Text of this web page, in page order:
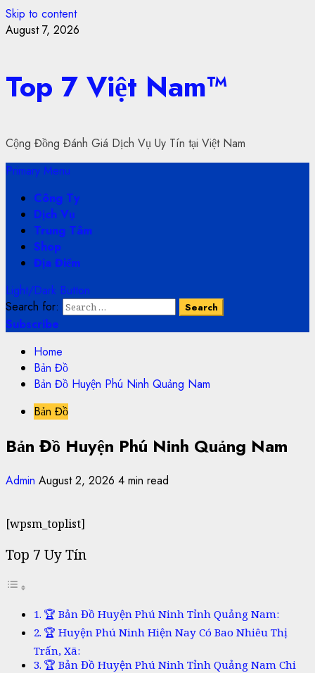
Skip to content
August 7, 2026
Top 7 Việt Nam™
Cộng Đồng Đánh Giá Dịch Vụ Uy Tín tại Việt Nam
Primary Menu
Công Ty
Dịch Vụ
Trung Tâm
Shop
Địa Điểm
Light/Dark Button
Search for:
Subscribe
Home
Bản Đồ
Bản Đồ Huyện Phú Ninh Quảng Nam
Bản Đồ
Bản Đồ Huyện Phú Ninh Quảng Nam
Admin August 2, 2026 4 min read
[wpsm_toplist]
Top 7 Uy Tín
🏆 Bản Đồ Huyện Phú Ninh Tỉnh Quảng Nam:
🏆 Huyện Phú Ninh Hiện Nay Có Bao Nhiêu Thị
Trấn, Xã:
🏆 Bản Đồ Huyện Phú Ninh Tỉnh Quảng Nam Chi